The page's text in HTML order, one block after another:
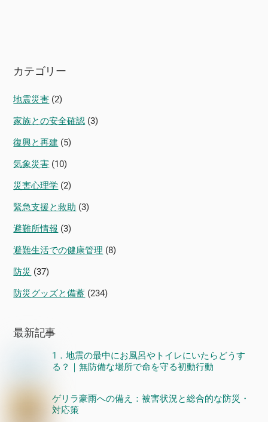
カテゴリー
地震災害 (2)
家族との安全確認 (3)
復興と再建 (5)
気象災害 (10)
災害心理学 (2)
緊急支援と救助 (3)
避難所情報 (3)
避難生活での健康管理 (8)
防災 (37)
防災グッズと備蓄 (234)
最新記事
1．地震の最中にお風呂やトイレにいたらどうす
る？｜無防備な場所で命を守る初動行動
ゲリラ豪雨への備え：被害状況と総合的な防災・
対応策